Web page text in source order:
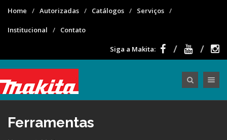
Home Autorizadas Catálogos Serviços
Institucional Contato
Siga a Makita:
Ferramentas